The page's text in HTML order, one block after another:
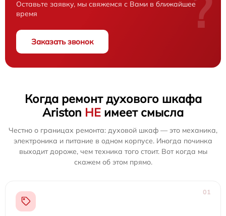
Оставьте заявку, мы свяжемся с Вами в ближайшее
время
Заказать звонок
Когда ремонт духового шкафа
Ariston НЕ имеет смысла
Честно о границах ремонта: духовой шкаф — это механика,
электроника и питание в одном корпусе. Иногда починка
выходит дороже, чем техника того стоит. Вот когда мы
скажем об этом прямо.
01